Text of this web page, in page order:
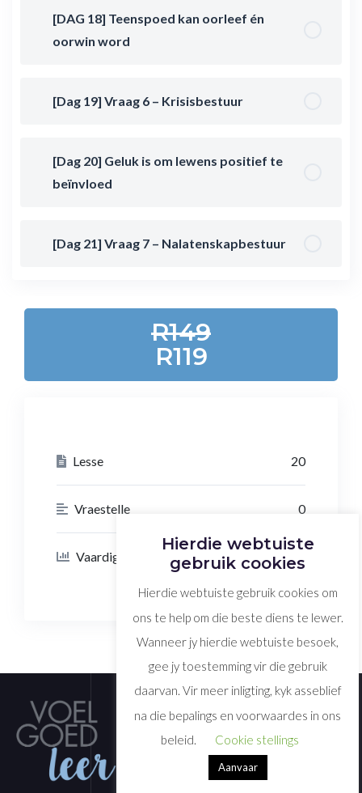
[DAG 18] Teenspoed kan oorleef én
oorwin word
[Dag 19] Vraag 6 – Krisisbestuur
[Dag 20] Geluk is om lewens positief te
beïnvloed
[Dag 21] Vraag 7 – Nalatenskapbestuur
R149
R119
Lesse 20
Vraestelle 0
Vaardigheid Vlak Advanced Vlak
Hierdie webtuiste
gebruik cookies
Hierdie webtuiste gebruik cookies om
ons te help om die beste diens te lewer.
Wanneer jy hierdie webtuiste besoek,
gee jy toestemming vir die gebruik
daarvan. Vir meer inligting, kyk asseblief
na die bepalings en voorwaardes in ons
beleid.
Cookie stellings
Aanvaar